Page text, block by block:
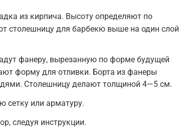
из кирпича. Высоту определяют по
столешницу для барбекю выше на один слой
фанеру, вырезанную по форме будущей
форму для отливки. Борта из фанеры
Столешницу делают толщиной 4—5 см.
сетку или арматуру.
следуя инструкции.